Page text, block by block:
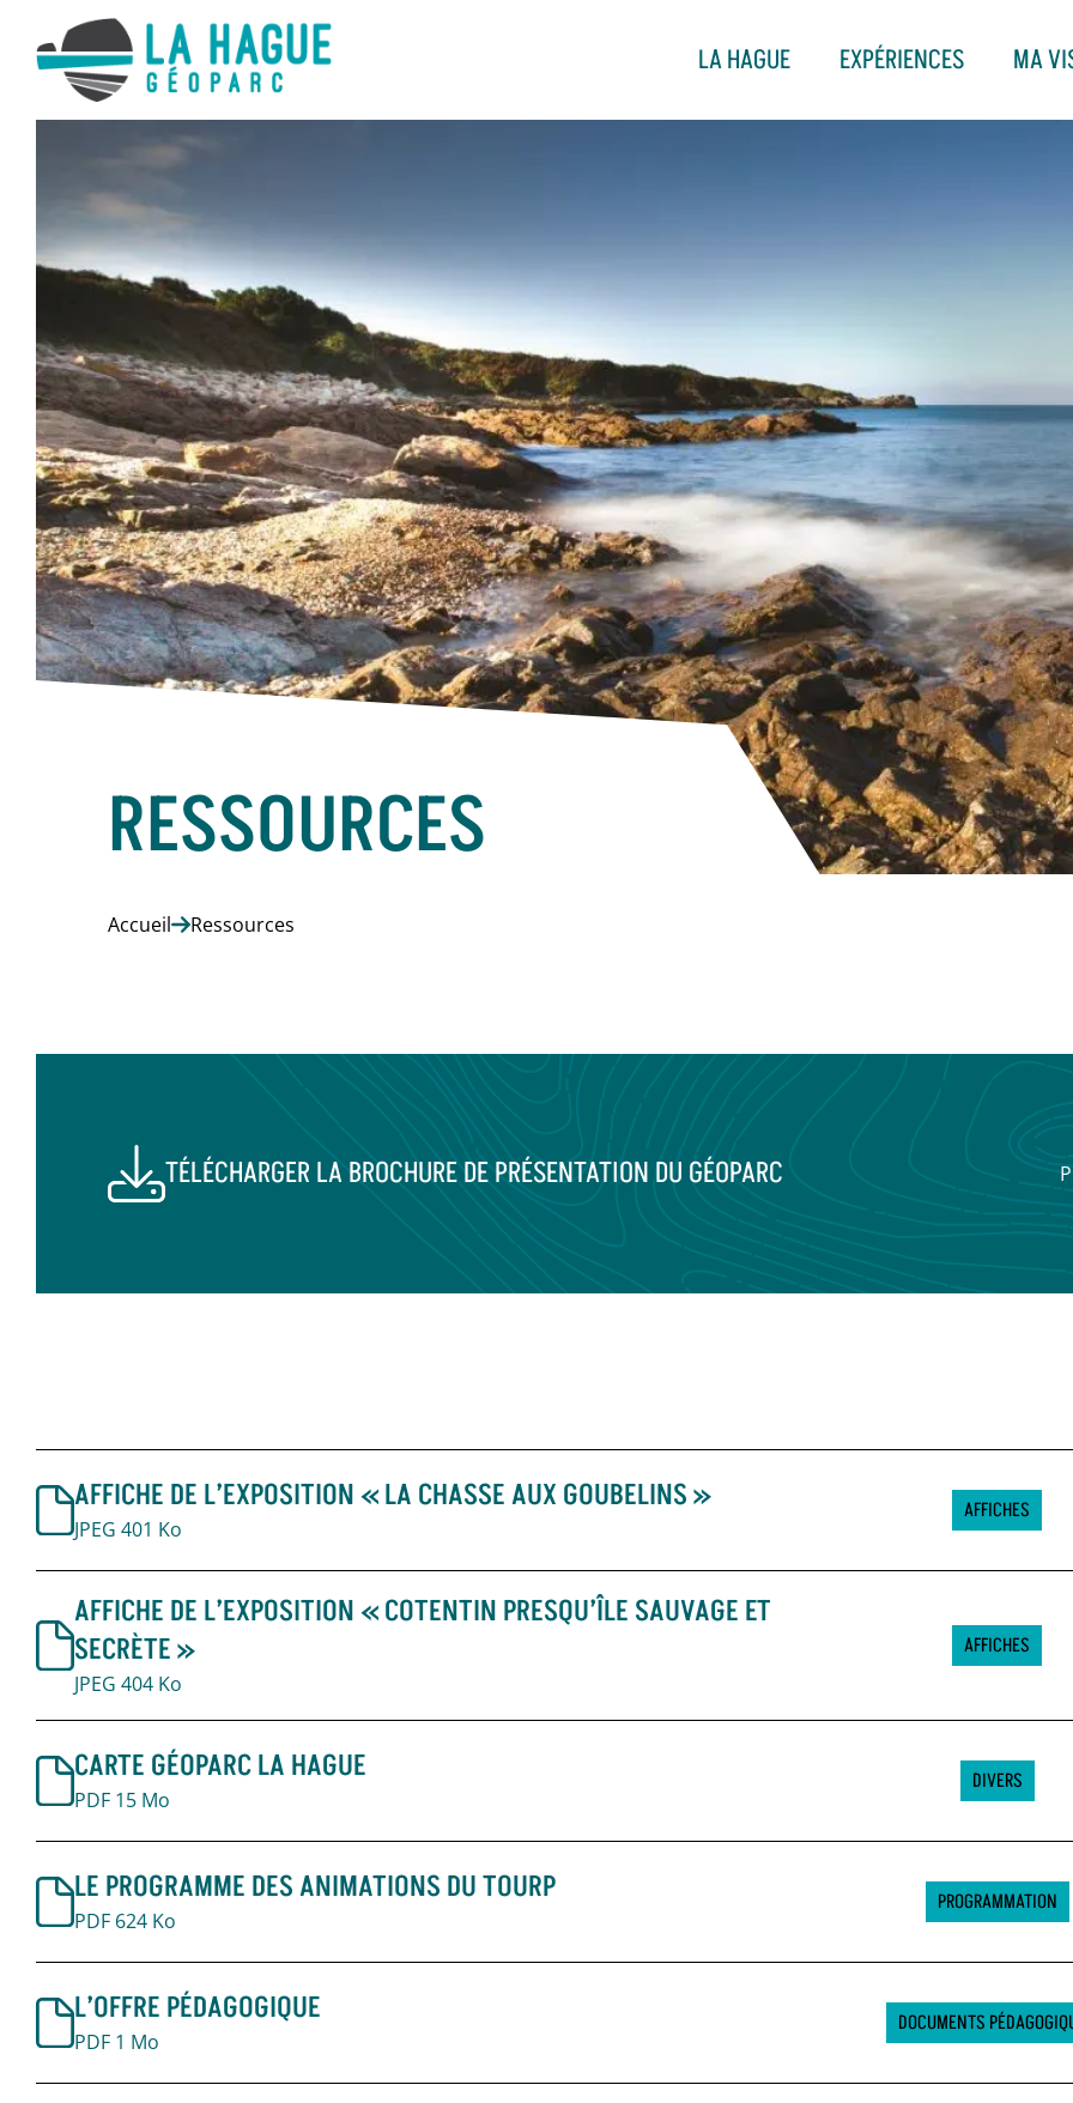
LA HAGUE EXPÉRIENCES MA
RESSOURCES
Accueil Ressources
TÉLÉCHARGER LA BROCHURE DE PRÉSENTATION DU GÉOPARC
AFFICHE DE L’EXPOSITION « LA CHASSE AUX GOUBELINS »
JPEG 401 Ko
AFFICHES
AFFICHE DE L’EXPOSITION « COTENTIN PRESQU’ÎLE SAUVAGE ET
SECRÈTE »
JPEG 404 Ko
AFFICHES
CARTE GÉOPARC LA HAGUE
PDF 15 Mo
DIVERS
LE PROGRAMME DES ANIMATIONS DU TOURP
PDF 624 Ko
PROGRAMMATION
L’OFFRE PÉDAGOGIQUE
PDF 1 Mo
DOCUMENTS